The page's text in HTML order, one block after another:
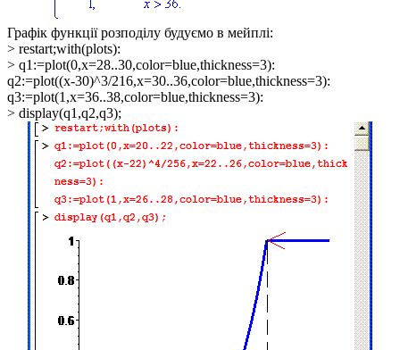
Графік функції розподілу будуємо в мейплі:
> restart;with(plots):
> q1:=plot(0,x=28..30,color=blue,thickness=3):
q2:=plot((x-30)^3/216,x=30..36,color=blue,thickness=3):
q3:=plot(1,x=36..38,color=blue,thickness=3):
> display(q1,q2,q3);